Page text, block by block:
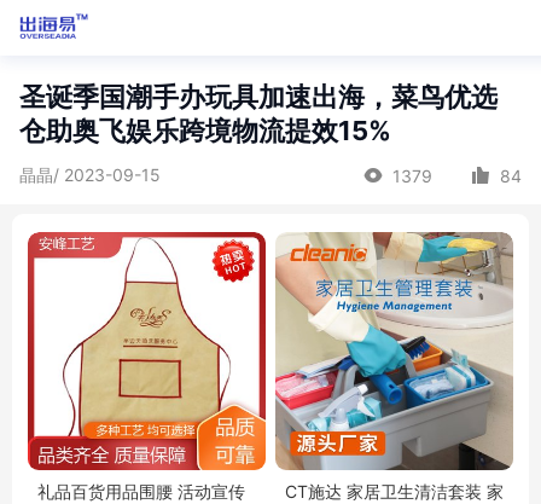
圣诞季国潮手办玩具加速出海，菜鸟优选
仓助奥飞娱乐跨境物流提效15%
晶晶/ 2023-09-15 1379 84
礼品百货用品围腰 活动宣传
CT施达 家居卫生清洁套装 家